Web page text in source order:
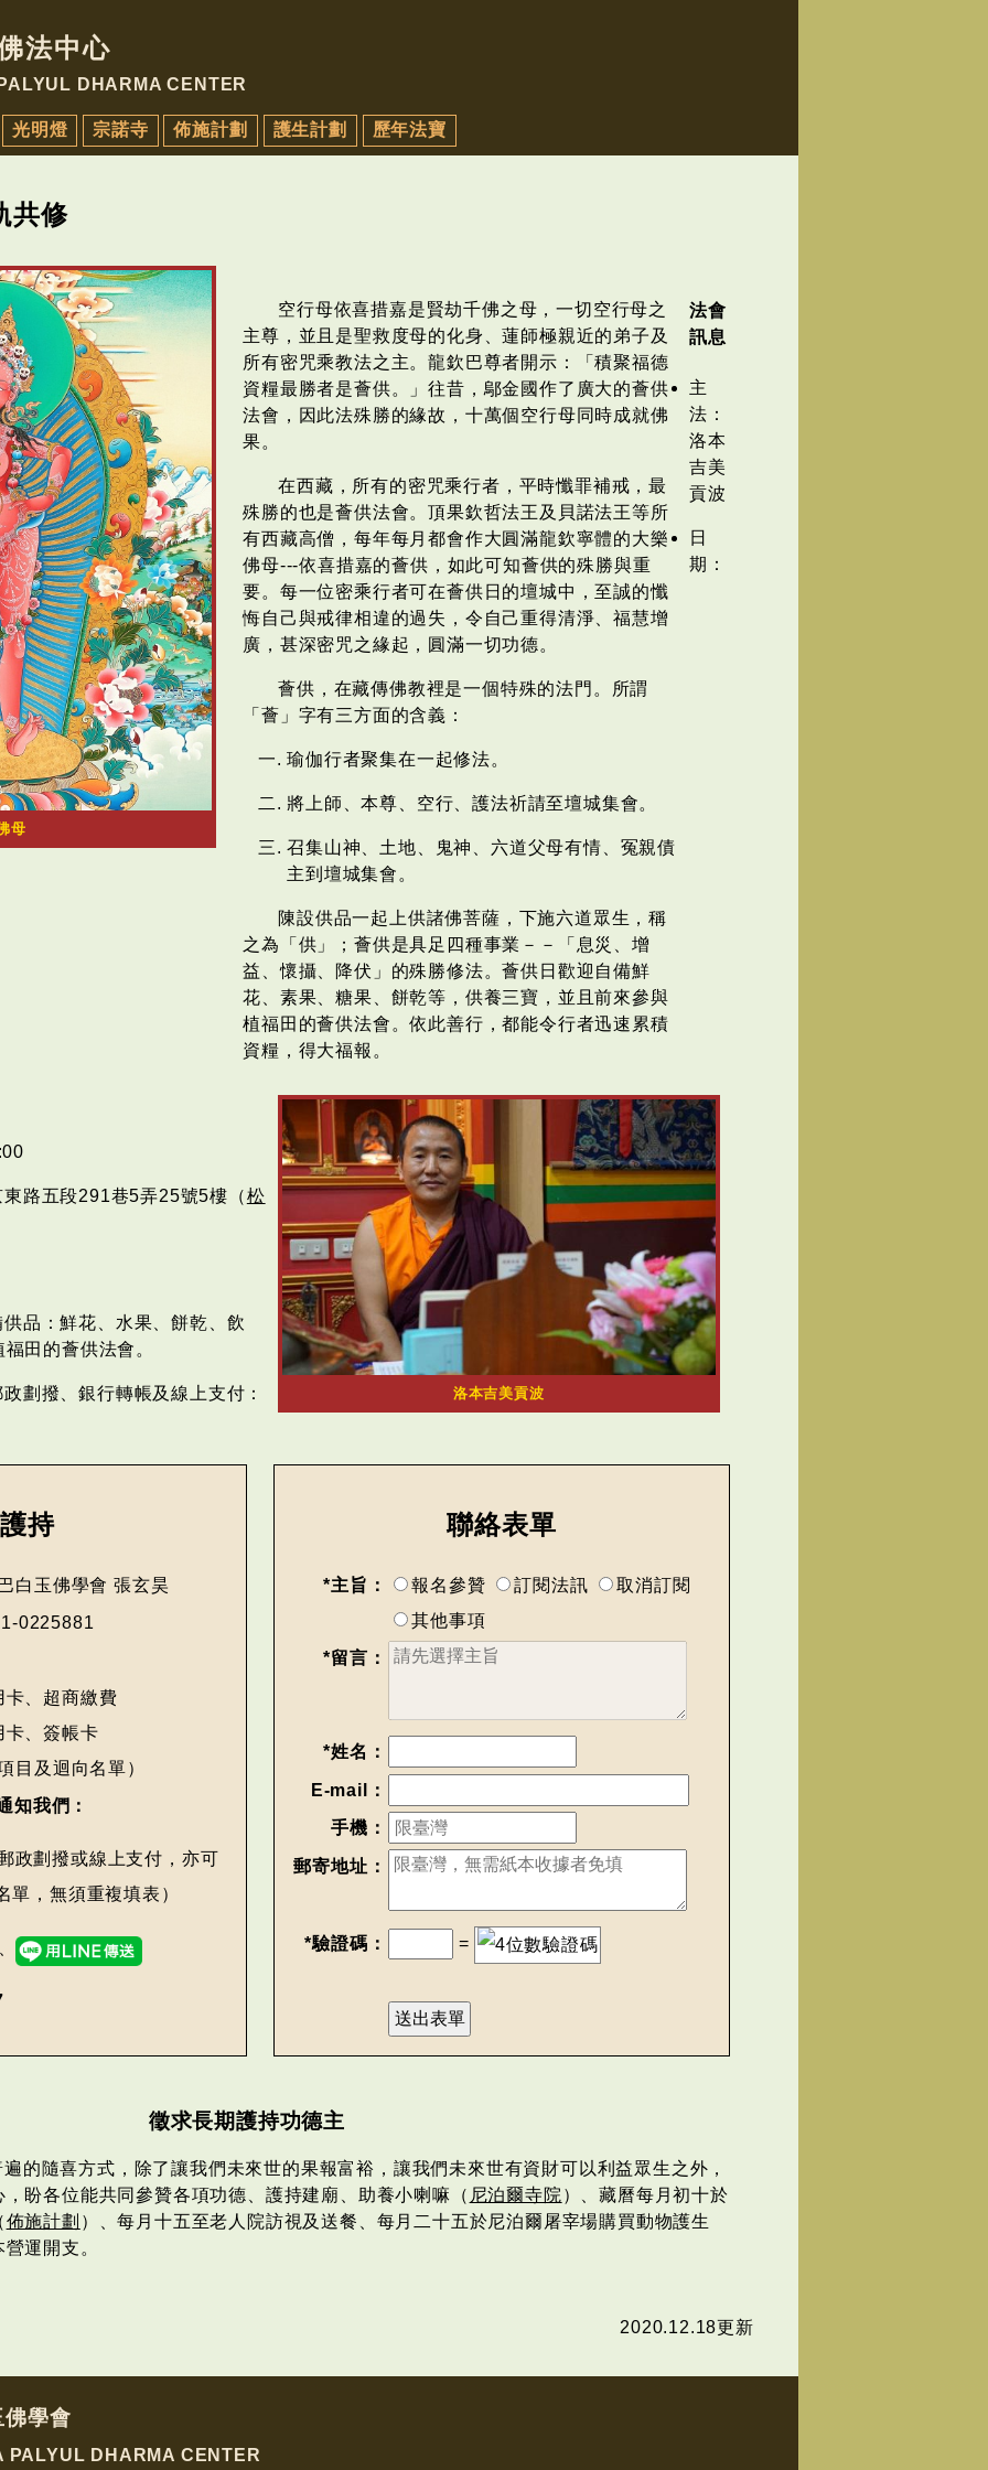
法中心
DHARMA CENTER
光明燈 宗諾寺 佈施計劃 護生計劃 歷年法寶
共修
母
空行母依喜措嘉是賢劫千佛之母，一切空行母之
主尊，並且是聖救度母的化身、蓮師極親近的弟子及
所有密咒乘教法之主。龍欽巴尊者開示：「積聚福德
資糧最勝者是薈供。」往昔，鄔金國作了廣大的薈供
法會，因此法殊勝的緣故，十萬個空行母同時成就佛
果。
在西藏，所有的密咒乘行者，平時懺罪補戒，最
殊勝的也是薈供法會。頂果欽哲法王及貝諾法王等所
有西藏高僧，每年每月都會作大圓滿龍欽寧體的大樂
佛母---依喜措嘉的薈供，如此可知薈供的殊勝與重
要。每一位密乘行者可在薈供日的壇城中，至誠的懺
悔自己與戒律相違的過失，令自己重得清淨、福慧增
廣，甚深密咒之緣起，圓滿一切功德。
薈供，在藏傳佛教裡是一個特殊的法門。所謂
「薈」字有三方面的含義：
瑜伽行者聚集在一起修法。
將上師、本尊、空行、護法祈請至壇城集會。
召集山神、土地、鬼神、六道父母有情、冤親債
主到壇城集會。
陳設供品一起上供諸佛菩薩，下施六道眾生，稱
之為「供」；薈供是具足四種事業－－「息災、增
益、懷攝、降伏」的殊勝修法。薈供日歡迎自備鮮
花、素果、糖果、餅乾等，供養三寶，並且前來參與
植福田的薈供法會。依此善行，都能令行者迅速累積
資糧，得大福報。
法會
訊息
洛本吉美貢波
主
法：
洛本
吉美
貢波
日
期：
路五段291巷5弄25號5樓（松
品：鮮花、水果、餅乾、飲
田的薈供法會。
劃撥、銀行轉帳及線上支付：
持
白玉佛學會 張玄昊
0225881
、超商繳費
、簽帳卡
目及迴向名單）
知我們：
政劃撥或線上支付，亦可
單，無須重複填表）
聯絡表單
*主旨： 報名參贊 訂閱法訊
取消訂閱
其他事項
*留言：
*姓名：
E-mail：
手機：
郵寄地址：
*驗證碼： =
徵求長期護持功德主
的隨喜方式，除了讓我們未來世的果報富裕，讓我們未來世有資財可以利益眾生之外，
盼各位能共同參贊各項功德、護持建廟、助養小喇嘛（ 尼泊爾寺院 ）、藏曆每月初十於
佈施計劃 ）、每月十五至老人院訪視及送餐、每月二十五於尼泊爾屠宰場購買動物護生
運開支。
2020.12.18更新
佛學會
PALYUL DHARMA CENTER